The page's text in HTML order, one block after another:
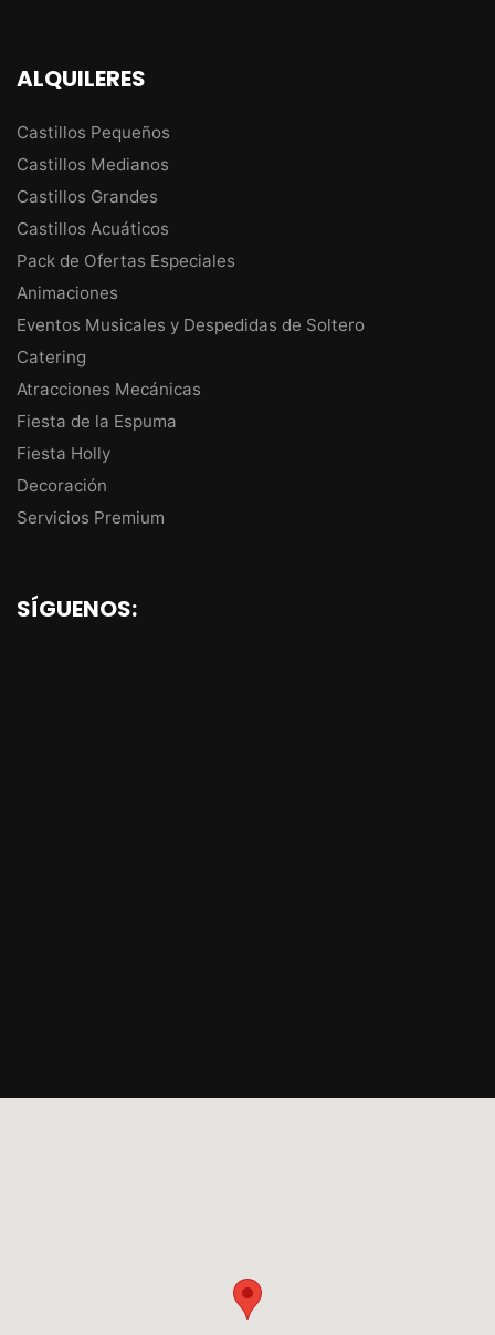
ALQUILERES
Castillos Pequeños
Castillos Medianos
Castillos Grandes
Castillos Acuáticos
Pack de Ofertas Especiales
Animaciones
Eventos Musicales y Despedidas de Soltero
Catering
Atracciones Mecánicas
Fiesta de la Espuma
Fiesta Holly
Decoración
Servicios Premium
SÍGUENOS: